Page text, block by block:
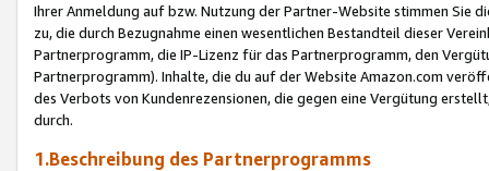
Ihrer Anmeldung auf bzw. Nutzung der Partner-Website stimmen Sie
zu, die durch Bezugnahme einen wesentlichen Bestandteil dieser
Partnerprogramm, die IP-Lizenz für das Partnerprogramm, den
Partnerprogramm). Inhalte, die du auf der Website Amazon.com
des Verbots von Kundenrezensionen, die gegen eine Vergütung
durch.
1.Beschreibung des Partnerprogramms